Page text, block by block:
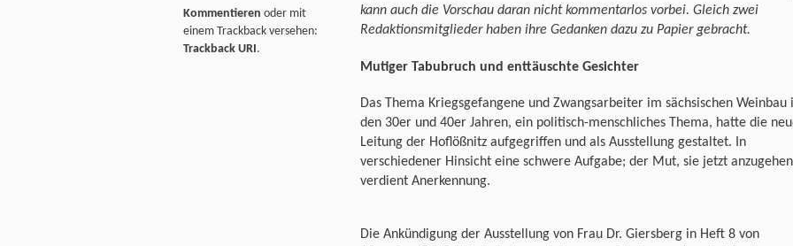
kann auch die Vorschau daran nicht kommentarlos vorbei. Gleich zwei
Redaktionsmitglieder haben ihre Gedanken dazu zu Papier gebracht.
Mutiger Tabubruch und enttäuschte Gesichter
Das Thema Kriegsgefangene und Zwangsarbeiter im sächsischen Weinbau
den 30er und 40er Jahren, ein politisch-menschliches Thema, hatte die
Leitung der Hoflößnitz aufgegriffen und als Ausstellung gestaltet. In
verschiedener Hinsicht eine schwere Aufgabe; der Mut, sie jetzt
verdient Anerkennung.
Die Ankündigung der Ausstellung von Frau Dr. Giersberg in Heft 8 von
Kommentieren oder mit
einem Trackback versehen:
Trackback URI.